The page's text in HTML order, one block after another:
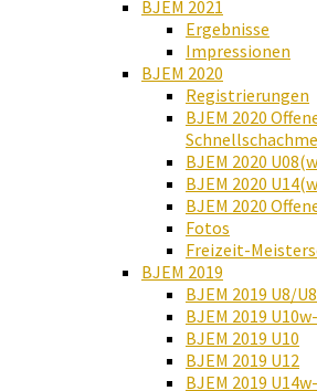
BJEM 2021
Ergebnisse
Impressionen
BJEM 2020
Registrierungen
BJEM 2020
BJEM 2020
BJEM 2020
BJEM 2020
Fotos
Freizeit-
BJEM 2019
BJEM 2019 U8/
BJEM 2019
BJEM 2019 U10
BJEM 2019 U12
BJEM 2019